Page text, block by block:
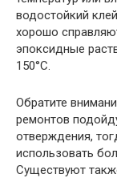
водостойкий
хорошо
эпоксидные
150°C.
Обратите
ремонтов
отверждения,
использовать
Существуют